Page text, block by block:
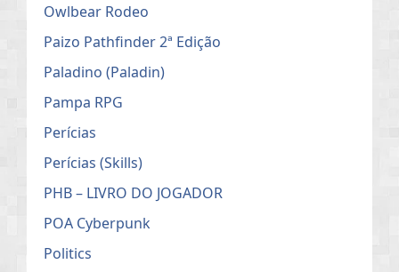
Owlbear Rodeo
Paizo Pathfinder 2ª Edição
Paladino (Paladin)
Pampa RPG
Perícias
Perícias (Skills)
PHB – LIVRO DO JOGADOR
POA Cyberpunk
Politics